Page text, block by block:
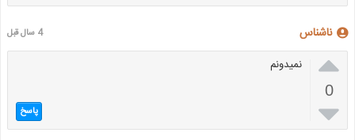
ناشناس 4 سال قبل

0

نمیدونم
پاسخ